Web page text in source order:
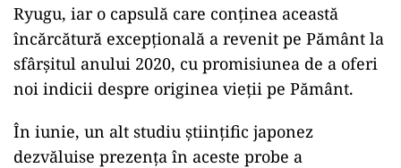
Ryugu, iar o capsulă care conţinea această
încărcătură excepţională a revenit pe Pământ la
sfârşitul anului 2020, cu promisiunea de a oferi
noi indicii despre originea vieţii pe Pământ.
În iunie, un alt studiu ştiinţific japonez
dezvăluise prezenţa în aceste probe a